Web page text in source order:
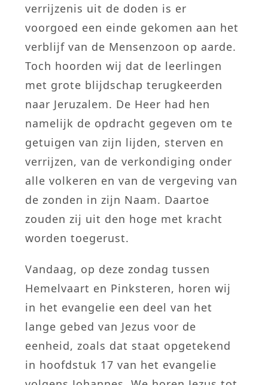
verrijzenis uit de doden is er
voorgoed een einde gekomen aan het
verblijf van de Mensenzoon op aarde.
Toch hoorden wij dat de leerlingen
met grote blijdschap terugkeerden
naar Jeruzalem. De Heer had hen
namelijk de opdracht gegeven om te
getuigen van zijn lijden, sterven en
verrijzen, van de verkondiging onder
alle volkeren en van de vergeving van
de zonden in zijn Naam. Daartoe
zouden zij uit den hoge met kracht
worden toegerust.
Vandaag, op deze zondag tussen
Hemelvaart en Pinksteren, horen wij
in het evangelie een deel van het
lange gebed van Jezus voor de
eenheid, zoals dat staat opgetekend
in hoofdstuk 17 van het evangelie